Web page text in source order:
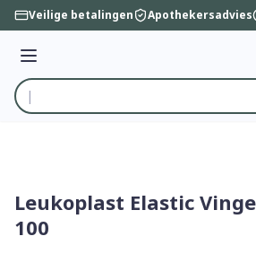
Ga naar de inhoud
Veilige betalingen Apothekersadvies
Menu
Product, merk, categorie...
Leukoplast Elastic
100